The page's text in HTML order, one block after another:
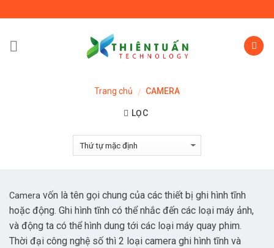
to
Trang chủ / CAMERA
LỌC
Camera vốn là tên gọi chung của các thiết bị ghi hình tĩnh
hoặc động. Ghi hình tĩnh có thể nhắc đến các loại máy ảnh,
và động ta có thể hình dung tới các loại máy quay phim.
Thời đại công nghệ số thì 2 loại camera ghi hình tĩnh và